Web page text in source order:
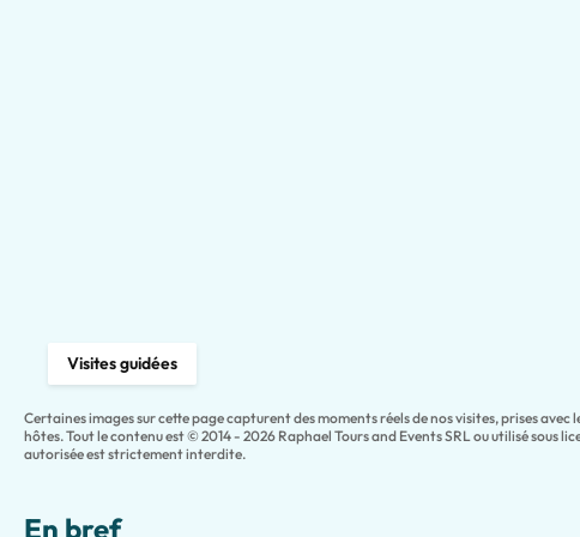
Visites guidées
Certaines images sur cette page capturent des moments réels de nos visites, prises avec
hôtes. Tout le contenu est © 2014 - 2026 Raphael Tours and Events SRL ou utilisé sous
autorisée est strictement interdite.
En bref